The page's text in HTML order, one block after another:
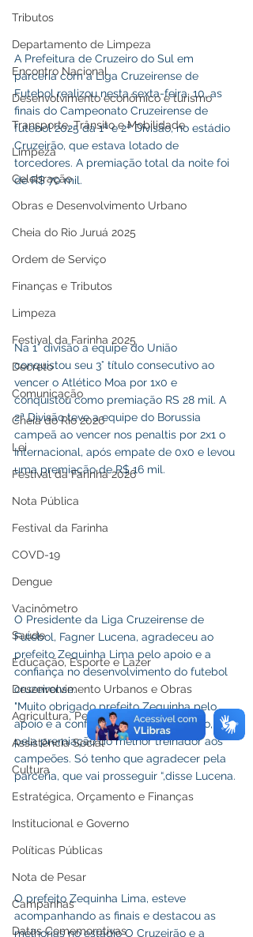
Tributos
Departamento de Limpeza
Encontro Nacional
Desenvolvimento econômico e turismo
Transporte, Trânsito e Mobilidade
Limpeza
Celebração
Obras e Desenvolvimento Urbano
Cheia do Rio Juruá 2025
Ordem de Serviço
Finanças e Tributos
Limpeza
Festival da Farinha 2025
Decreto
Comunicação
Cheia do Rio 2026
Lei
Festival da Farinha 2026
Nota Pública
Festival da Farinha
COVD-19
Dengue
Vacinômetro
Saúde
Educação, Esporte e Lazer
Desenvolvimento Urbanos e Obras
Agricultura, Pesca e Abastecimento
Assistência Social
Cultura
Estratégica, Orçamento e Finanças
Institucional e Governo
Políticas Públicas
Nota de Pesar
Campanhas
Datas Comemorativas
A Prefeitura de Cruzeiro do Sul em
parceria com a Liga Cruzeirense de
Futebol realizou nesta sexta-feira, 10, as
finais do Campeonato Cruzeirense de
futebol 2025 da 1ª e 2ª Divisão, no estádio
Cruzeirão, que estava lotado de
torcedores. A premiação total da noite foi
de R$ 70 mil.
Na 1° divisão a equipe do União
conquistou seu 3° título consecutivo ao
vencer o Atlético Moa por 1x0 e
conquistou como premiação RS 28 mil. A
2ª Divisão teve a equipe do Borussia
campeã ao vencer nos penaltis por 2x1 o
Internacional, após empate de 0x0 e levou
uma premiação de R$ 16 mil.
O Presidente da Liga Cruzeirense de
Futebol, Fagner Lucena, agradeceu ao
prefeito Zequinha Lima pelo apoio e a
confiança no desenvolvimento do futebol
cruzeirense.
"Muito obrigado prefeito Zequinha pelo
apoio e a confiança no nosso trabalho,
pela premiação do melhor treinador aos
campeões. Só tenho que agradecer pela
parceria, que vai prosseguir “,disse Lucena.
O prefeito Zequinha Lima, esteve
acompanhando as finais e destacou as
melhorias no estádio O Cruzeirão e a